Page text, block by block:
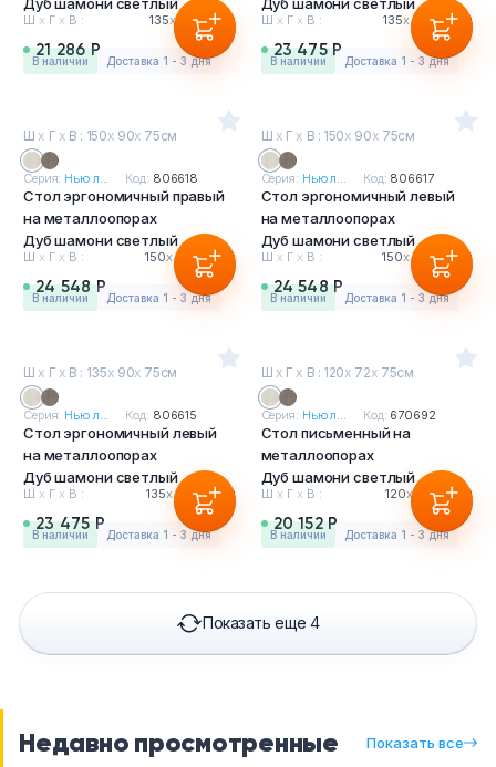
Ш х Г х В : 135х75х75см
21 286 Р
в наличии Доставка 1 - 3 дня
Ш х Г х В : 135х90х75см
23 475 Р
в наличии Доставка 1 - 3 дня
Ш х Г х В : 150х 90х 75см
Серия: Нью л... Код: 806618
Стол эргономичный правый
на металлоопорах
Дуб шамони светлый
Ш х Г х В : 150х90х75см
24 548 Р
в наличии Доставка 1 - 3 дня
Ш х Г х В : 150х 90х 75см
Серия: Нью л... Код: 806617
Стол эргономичный левый
на металлоопорах
Дуб шамони светлый
Ш х Г х В : 150х90х75см
24 548 Р
в наличии Доставка 1 - 3 дня
Ш х Г х В : 135х 90х 75см
Серия: Нью л... Код: 806615
Стол эргономичный левый
на металлоопорах
Дуб шамони светлый
Ш х Г х В : 135х90х75см
23 475 Р
в наличии Доставка 1 - 3 дня
Ш х Г х В : 120х 72х 75см
Серия: Нью л... Код: 670692
Стол письменный на
металлоопорах
Дуб шамони светлый
Ш х Г х В : 120х72х75см
20 152 Р
в наличии Доставка 1 - 3 дня
Показать еще 4
Недавно просмотренные Показать все